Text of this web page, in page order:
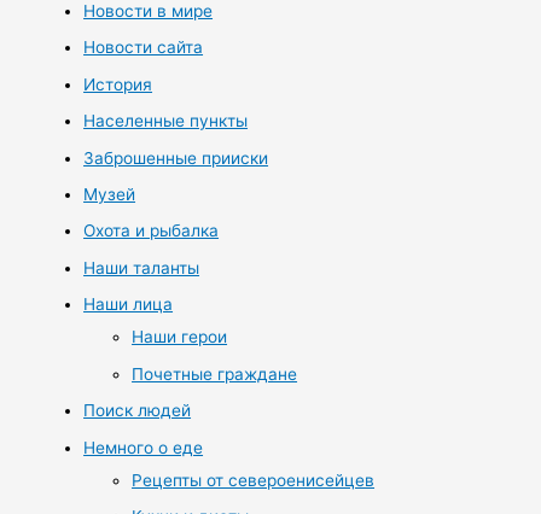
Новости в мире
Новости сайта
История
Населенные пункты
Заброшенные прииски
Музей
Охота и рыбалка
Наши таланты
Наши лица
Наши герои
Почетные граждане
Поиск людей
Немного о еде
Рецепты от североенисейцев